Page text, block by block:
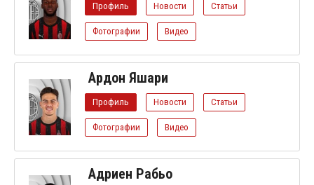
Профиль Новости Статьи
Фотографии Видео
Ардон Яшари
Профиль Новости Статьи
Фотографии Видео
Адриен Рабьо